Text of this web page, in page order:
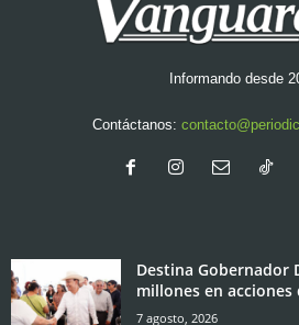
Informando desde
Contáctanos:
Destina Gobernador
millones en acciones
7 agosto, 2026